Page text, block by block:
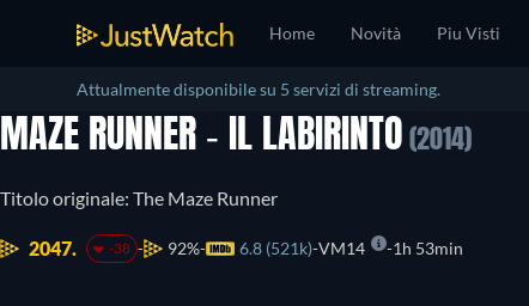
Home Novità Piu Visti
Attualmente disponibile su 5 servizi di streaming.
MAZE RUNNER - IL LABIRINTO (2014)
Titolo originale: The Maze Runner
2047. -38 92% 6.8 (521k) VM14 1h 53min